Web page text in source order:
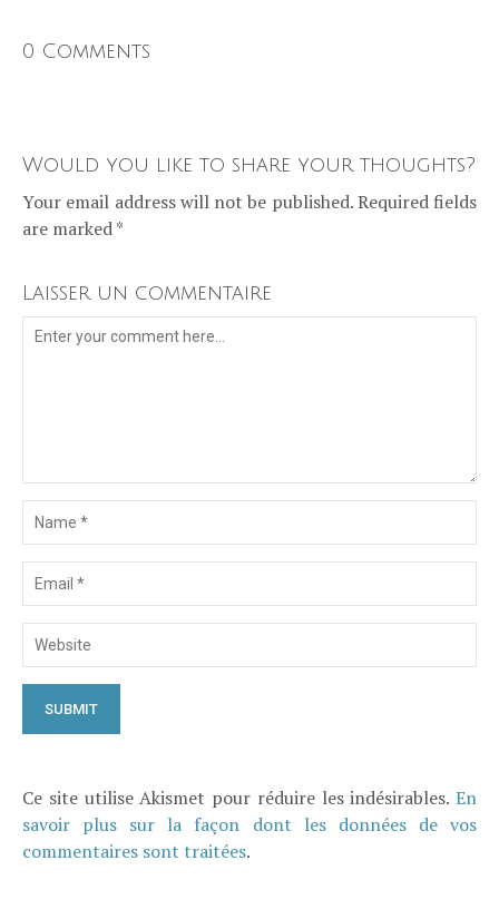
0 Comments
Would you like to share your thoughts?
Your email address will not be published. Required fields
are marked *
Laisser un commentaire
Ce site utilise Akismet pour réduire les indésirables. En
savoir plus sur la façon dont les données de vos
commentaires sont traitées.